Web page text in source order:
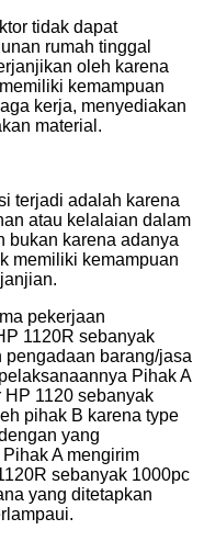
tidak dapat
rumah tinggal
oleh karena
kemampuan
kerja, menyediakan
material.
terjadi adalah karena
atau kelalaian dalam
bukan karena adanya
memiliki kemampuan
pekerjaan
1120R sebanyak
barang/jasa
Pihak A
HP 1120 sebanyak
pihak B karena type
yang
A mengirim
sebanyak 1000pc
yang ditetapkan